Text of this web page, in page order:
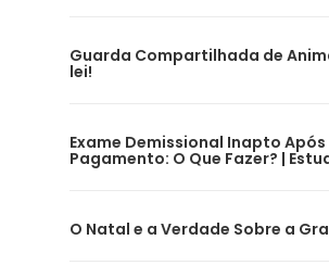
Guarda Compartilhada de
lei!
Exame Demissional Inapto Após
Pagamento: O Que Fazer? |
O Natal e a Verdade Sobre a